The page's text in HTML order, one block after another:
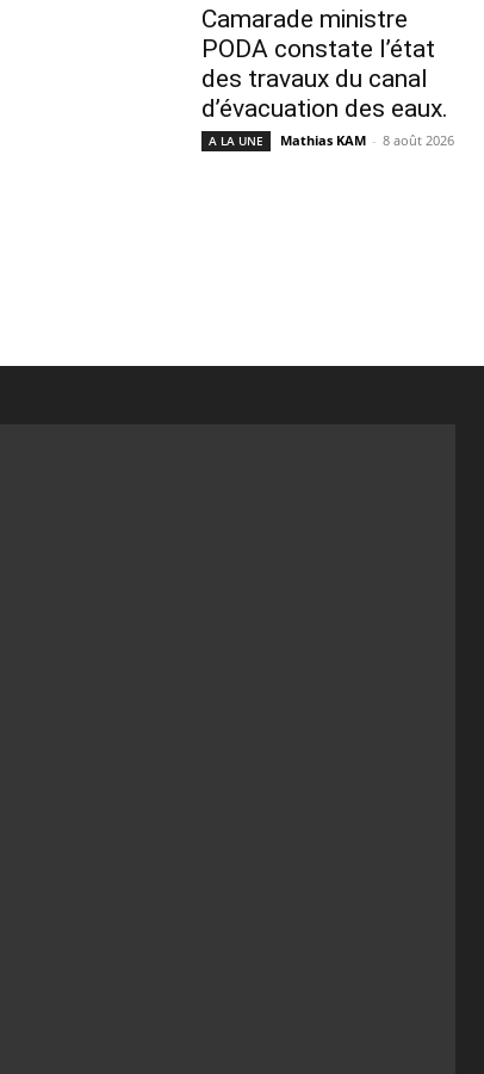
Camarade ministre
PODA constate l’état
des travaux du canal
d’évacuation des eaux.
A LA UNE Mathias KAM - 8 août 2026